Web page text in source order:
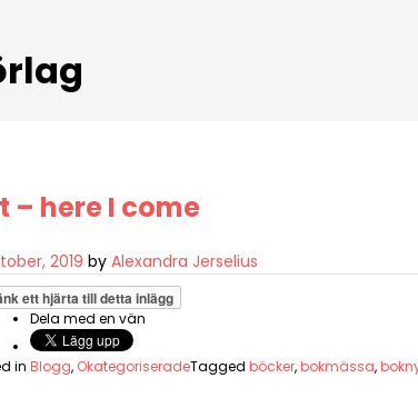
– here I come
2019 by Alexandra Jerselius
ett hjärta till detta inlägg
Dela med en vän
in Blogg, OkategoriseradeTagged böcker,bokmässa,